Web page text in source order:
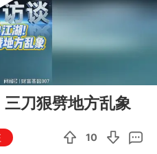
Play
刀狠劈地方乱象
10